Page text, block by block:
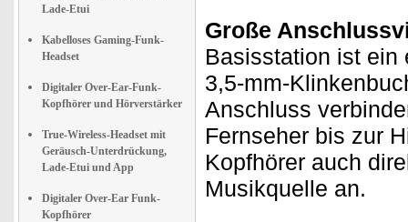
Lade-Etui
Kabelloses Gaming-Funk-
Headset
Digitaler Over-Ear-Funk-
Kopfhörer und Hörverstärker
True-Wireless-Headset mit
Geräusch-Unterdrückung,
Lade-Etui und App
Digitaler Over-Ear Funk-
Kopfhörer
Große
Basisstation ist ein
3,5-mm-
Anschluss
Fernseher bis zur
Kopfhörer auch
Musikquelle an.